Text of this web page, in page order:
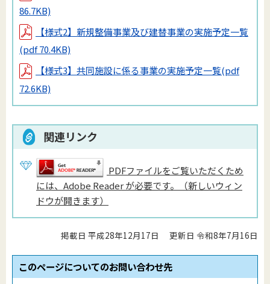
86.7KB)
【様式2】新規整備事業及び建替事業の実施予定一覧
(pdf 70.4KB)
【様式3】共同施設に係る事業の実施予定一覧(pdf
72.6KB)
関連リンク
PDFファイルをご覧いただくため
には、Adobe Reader が必要です。（新しいウィン
ドウが開きます）
掲載日 平成28年12月17日 更新日 令和8年7月16日
このページについてのお問い合わせ先